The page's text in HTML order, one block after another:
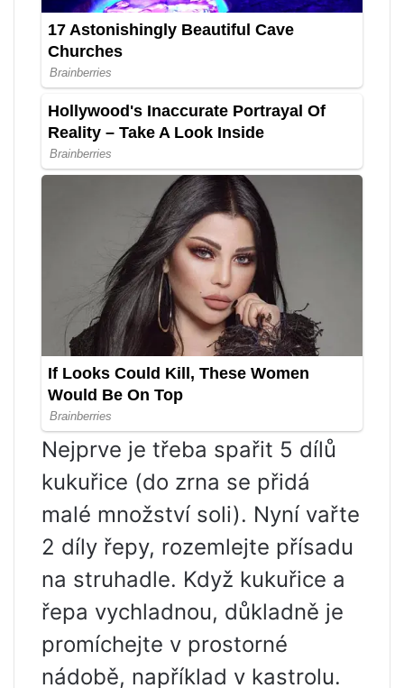
Nejprve je třeba spařit 5 dílů
kukuřice (do zrna se přidá
malé množství soli). Nyní vařte
2 díly řepy, rozemlejte přísadu
na struhadle. Když kukuřice a
řepa vychladnou, důkladně je
promíchejte v prostorné
nádobě, například v kastrolu.